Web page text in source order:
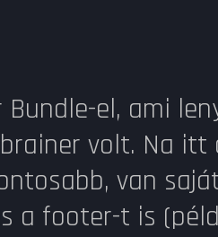
el, ami
volt. Na
van
a footer-t is